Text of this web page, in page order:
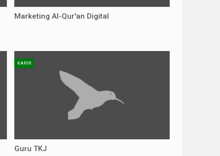
Marketing Al-Qur'an Digital
KARIR
Guru TKJ